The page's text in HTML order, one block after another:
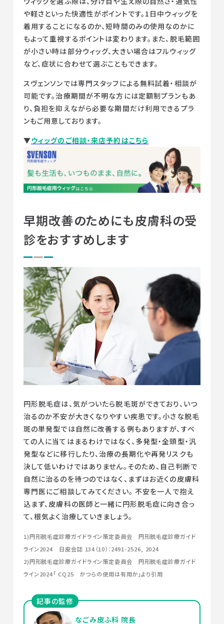
や軽さといった快適性がポイントです。1日中ウィッグを
着用することになるのか、短時間のみの使用なのかに
もよって重視するポイントは変わります。また、脱毛範囲
が小さい時は部分ウィッグ、大きい場合はフルウィッグ
など、症状に合わせて選ぶこともできます。
スヴェンソンでは専門スタッフによる無料試着・相談が
可能です。治療期間が不明な方には定額制プランもあ
り、負担を抑えながら必要な期間だけ利用できるプラ
ンもご用意しております。
▼ウィッグのご相談・来店予約はこちら
早期改善のためにも皮膚科の受
診をおすすめします
円形脱毛症は、気がついたら脱毛斑ができており、いつ
治るのか不安が大きくなりやすい疾患です。小さな脱毛
斑の単発型では自然に改善する例もありますが、すべ
ての人に当てはまるわけではなく、多発型・全頭型・汎
発型などに移行したり、治療の長期化や再発リスクも
決して低いわけではありません。そのため、自己判断で
自然に治るのを待つのではなく、まずはお近くの皮膚科
専門医にご相談してみてください。 不安を一人で抱え
込まず、皮膚科の医師と一緒に円形脱毛症に向き合っ
て、根気よく治療していきましょう。
1)円形脱毛症診療ガイドライン策定委員会 円形脱毛症診療ガイド
ライン2024 日皮会誌 134（10）：2491-2526, 2024
2)円形脱毛症診療ガイドライン策定委員会 円形脱毛症診療ガイド
ライン2024「 CQ25 かつらの使用は有用か」より引用
記事の監修
なごみ皮ふ科 院長